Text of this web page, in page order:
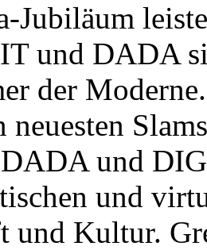
Jubiläum
und DADA
der
neuesten
und
und
und Kultur.